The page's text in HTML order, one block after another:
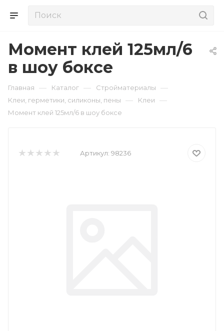
Момент клей 125мл/6
в шоу боксе
Главная — Каталог — Стройматериалы —
Клеи, герметики, силиконы, пены — Клеи —
Момент клей 125мл/6 в шоу боксе
Артикул: 98236